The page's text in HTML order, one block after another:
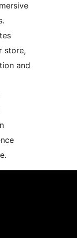
store,
and